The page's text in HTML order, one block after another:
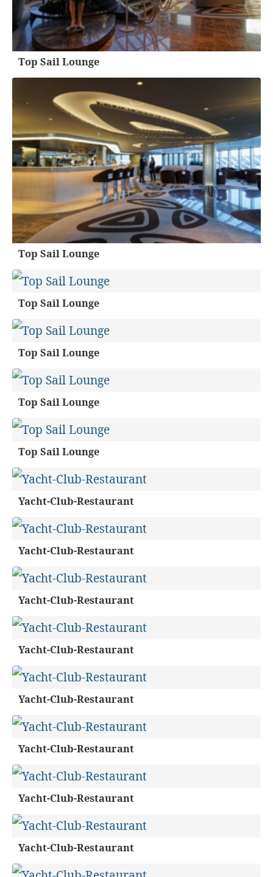
Top Sail Lounge
Top Sail Lounge
Top Sail Lounge
Top Sail Lounge
Top Sail Lounge
Top Sail Lounge
Yacht-Club-Restaurant
Yacht-Club-Restaurant
Yacht-Club-Restaurant
Yacht-Club-Restaurant
Yacht-Club-Restaurant
Yacht-Club-Restaurant
Yacht-Club-Restaurant
Yacht-Club-Restaurant